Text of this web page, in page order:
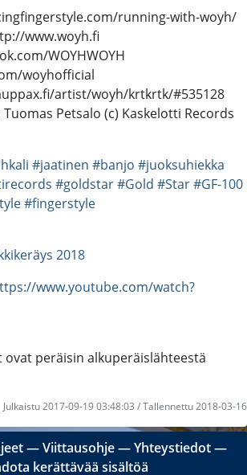
running-with-woyh/
www.woyh.fi
WOYHWOYH
woyhofficial
artist/woyh/krtkrtk/#535128
Petsalo (c) Kaskelotti Records
#jaatinen #banjo #juoksuhiekka
#goldstar#Gold #Star#GF-100
#fingerstyle
2018
www.youtube.com/watch?
ovat peräisin alkuperäislähteestä
Julkaistu 2017-09-19 03:48:03 / Tallennettu 2018-03-16
―Viittausohje―Yhteystiedot―
kerättävää sisältöä